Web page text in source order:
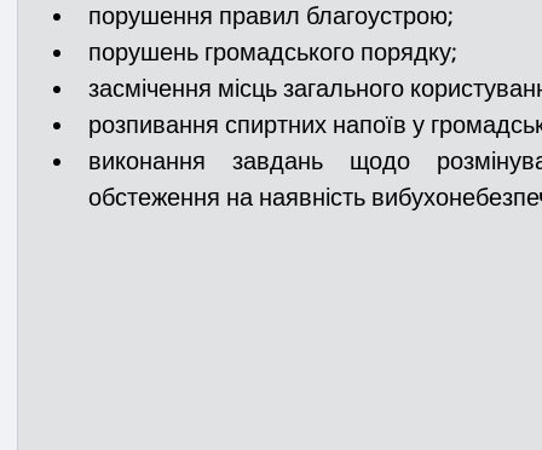
порушення правил благоустрою;
порушень громадського порядку;
засмічення місць загального
розпивання спиртних напоїв у
виконання завдань щодо
обстеження на наявність